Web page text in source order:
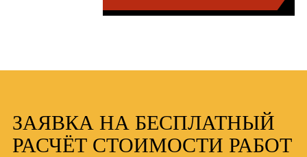
ЗАЯВКА НА БЕСПЛАТНЫЙ
РАСЧЁТ СТОИМОСТИ РАБОТ